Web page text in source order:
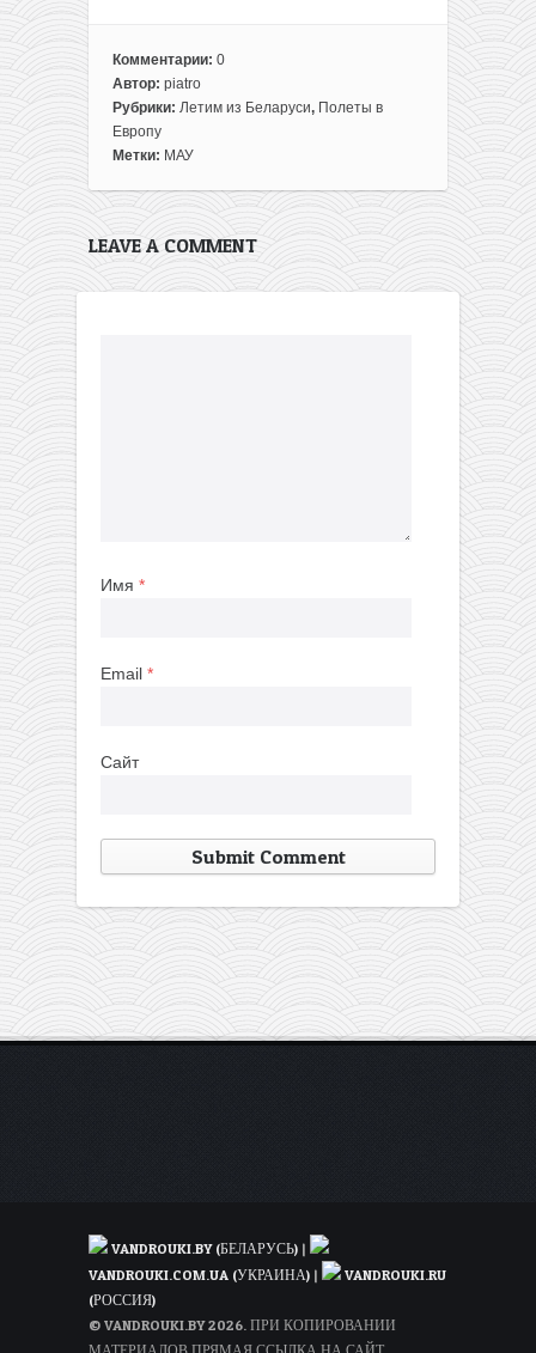
Комментарии: 0
Автор: piatro
Рубрики: Летим из Беларуси, Полеты в
Европу
Метки: МАУ
LEAVE A COMMENT
Имя *
Email *
Сайт
VANDROUKI.BY (БЕЛАРУСЬ) |
VANDROUKI.COM.UA (УКРАИНА) |
VANDROUKI.RU
(РОССИЯ)
© VANDROUKI.BY 2026. ПРИ КОПИРОВАНИИ